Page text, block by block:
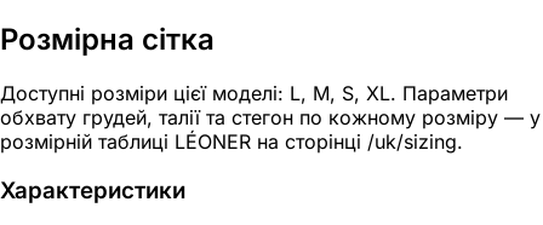
Розмірна сітка
Доступні розміри цієї моделі: L, M, S, XL. Параметри
обхвату грудей, талії та стегон по кожному розміру — у
розмірній таблиці LÉONER на сторінці /uk/sizing.
Характеристики